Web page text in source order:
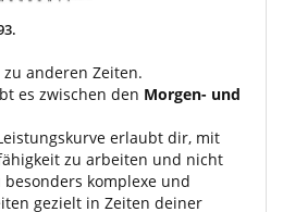
anderen Zeiten.
es zwischen den Morgen- und
erlaubt dir, mit
zu arbeiten und nicht
komplexe und
gezielt in Zeiten deiner